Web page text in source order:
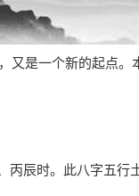
是一个新的起点。
辰时。此八字五行